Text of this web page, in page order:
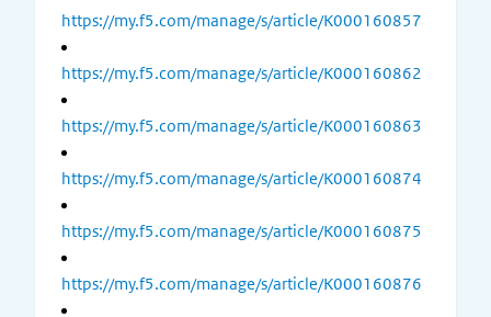
https://my.f5.com/manage/s/article/K000160857
https://my.f5.com/manage/s/article/K000160862
https://my.f5.com/manage/s/article/K000160863
https://my.f5.com/manage/s/article/K000160874
https://my.f5.com/manage/s/article/K000160875
https://my.f5.com/manage/s/article/K000160876